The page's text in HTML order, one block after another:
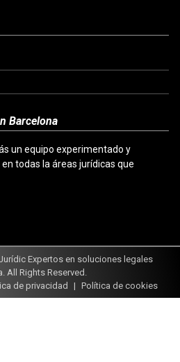
Barcelona
un equipo experimentado y
todas la áreas jurídicas que
Expertos en soluciones legales
All Rights Reserved.
de privacidad Política de cookies